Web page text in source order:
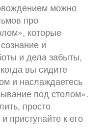
можно
про
которые
и
и дела забыты,
вы сидите
и наслаждаетесь
под столом».
просто
приступайте к его